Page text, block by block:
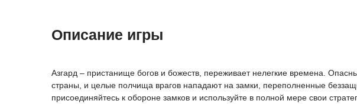
Описание игры
Азгард – пристанище богов и божеств, переживает нелегкие времена.
страны, и целые полчища врагов нападают на замки, переполненные
присоединяйтесь к обороне замков и используйте в полной мере свои